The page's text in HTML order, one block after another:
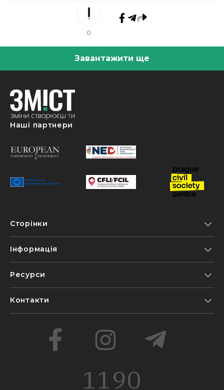
0
Завантажити ще
Наші партнери
Сторінки
Інформація
Ресурси
Контакти
1190